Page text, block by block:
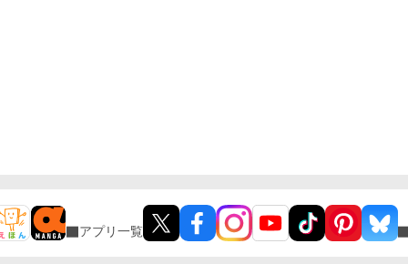
アプリ一覧